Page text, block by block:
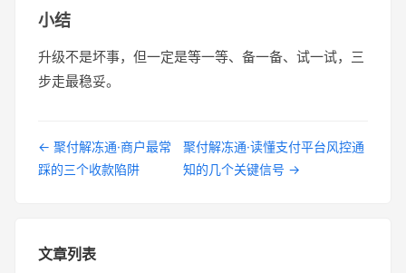
小结
升级不是坏事，但一定是等一等、备一备、试一试，三
步走最稳妥。
← 聚付解冻通·商户最常
踩的三个收款陷阱
聚付解冻通·读懂支付平台风控通
知的几个关键信号 →
文章列表